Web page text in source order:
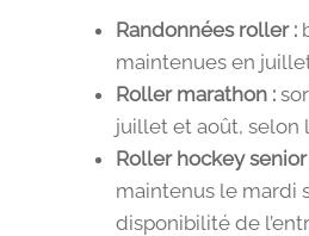
Randonnées roller :
maintenues en
Roller marathon :
juillet et août, selon
Roller hockey senior
maintenus le mardi
disponibilité de